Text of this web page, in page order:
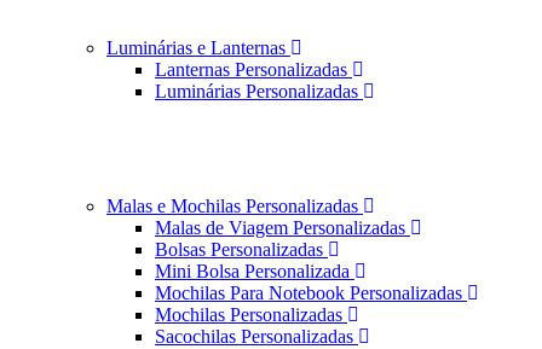
Luminárias e Lanternas
Lanternas Personalizadas
Luminárias Personalizadas
Malas e Mochilas Personalizadas
Malas de Viagem Personalizadas
Bolsas Personalizadas
Mini Bolsa Personalizada
Mochilas Para Notebook Personalizadas
Mochilas Personalizadas
Sacochilas Personalizadas